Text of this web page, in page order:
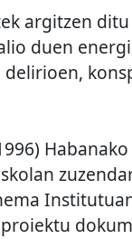
argitzen
duen